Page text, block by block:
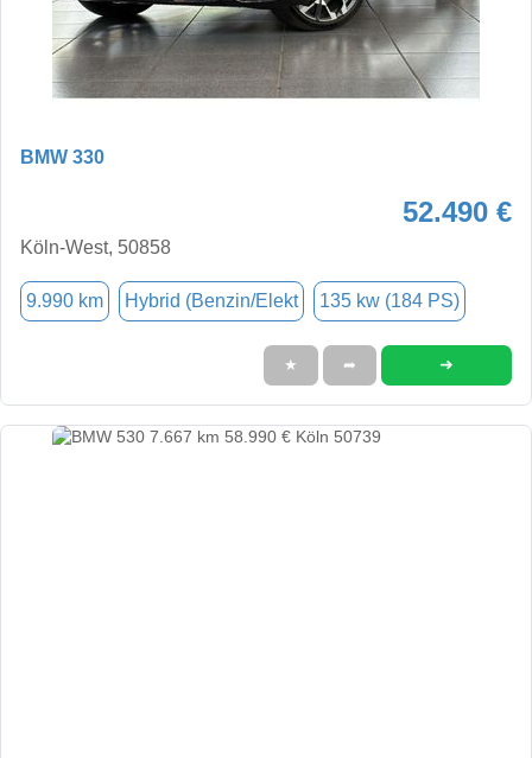
BMW 330
52.490 €
Köln-West, 50858
9.990 km Hybrid (Benzin/Elekt 135 kw (184 PS)
★ ➦ ➜